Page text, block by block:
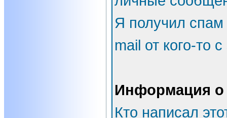
Я получил
mail от кого-то
Информация о
Кто написал